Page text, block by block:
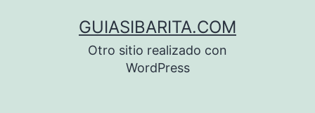
GUIASIBARITA.COM
Otro sitio realizado con
WordPress